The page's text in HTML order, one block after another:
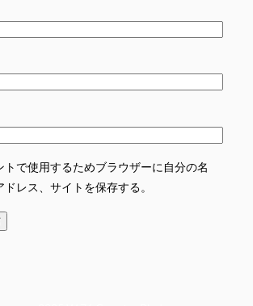
トで使用するためブラウザーに自分の名
レス、サイトを保存する。